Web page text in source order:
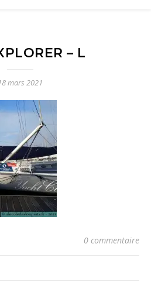
– L
mars 2021
0 commentaire